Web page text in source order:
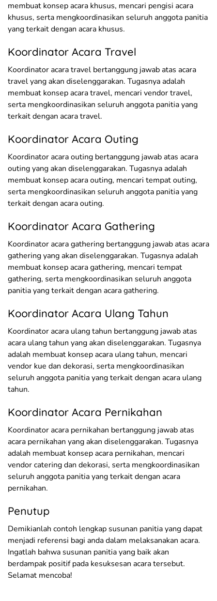
membuat konsep acara khusus, mencari pengisi acara
khusus, serta mengkoordinasikan seluruh anggota panitia
yang terkait dengan acara khusus.
Koordinator Acara Travel
Koordinator acara travel bertanggung jawab atas acara
travel yang akan diselenggarakan. Tugasnya adalah
membuat konsep acara travel, mencari vendor travel,
serta mengkoordinasikan seluruh anggota panitia yang
terkait dengan acara travel.
Koordinator Acara Outing
Koordinator acara outing bertanggung jawab atas acara
outing yang akan diselenggarakan. Tugasnya adalah
membuat konsep acara outing, mencari tempat outing,
serta mengkoordinasikan seluruh anggota panitia yang
terkait dengan acara outing.
Koordinator Acara Gathering
Koordinator acara gathering bertanggung jawab atas acara
gathering yang akan diselenggarakan. Tugasnya adalah
membuat konsep acara gathering, mencari tempat
gathering, serta mengkoordinasikan seluruh anggota
panitia yang terkait dengan acara gathering.
Koordinator Acara Ulang Tahun
Koordinator acara ulang tahun bertanggung jawab atas
acara ulang tahun yang akan diselenggarakan. Tugasnya
adalah membuat konsep acara ulang tahun, mencari
vendor kue dan dekorasi, serta mengkoordinasikan
seluruh anggota panitia yang terkait dengan acara ulang
tahun.
Koordinator Acara Pernikahan
Koordinator acara pernikahan bertanggung jawab atas
acara pernikahan yang akan diselenggarakan. Tugasnya
adalah membuat konsep acara pernikahan, mencari
vendor catering dan dekorasi, serta mengkoordinasikan
seluruh anggota panitia yang terkait dengan acara
pernikahan.
Penutup
Demikianlah contoh lengkap susunan panitia yang dapat
menjadi referensi bagi anda dalam melaksanakan acara.
Ingatlah bahwa susunan panitia yang baik akan
berdampak positif pada kesuksesan acara tersebut.
Selamat mencoba!